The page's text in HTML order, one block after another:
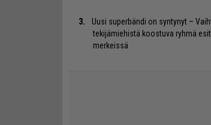
Uusi superbändi on syntynyt –
tekijämiehistä koostuva ryhmä
merkeissä